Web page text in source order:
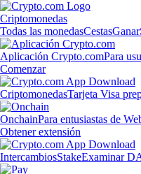
Criptomonedas
Todas las monedasCestasGanar
Aplicación Crypto.comPara
Comenzar
CriptomonedasTarjeta Visa
OnchainPara entusiastas de
Obtener extensión
IntercambiosStakeExaminar